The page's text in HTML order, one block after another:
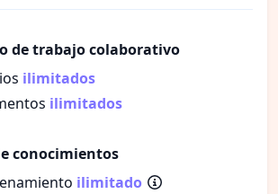
de trabajo colaborativo
ilimitados
ilimitados
conocimientos
ilimitado